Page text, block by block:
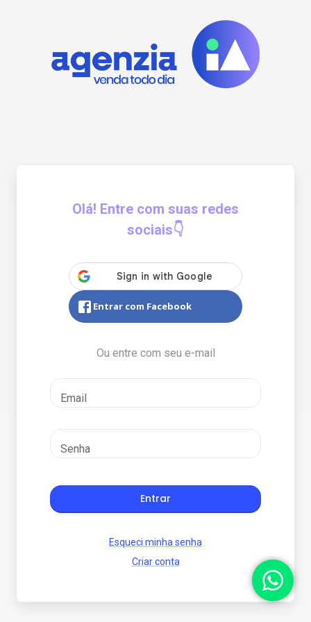
Olá! Entre com suas redes
sociais👇
Entrar com Facebook
Ou entre com seu e-mail
Email
Senha
Entrar
Esqueci minha senha
Criar conta